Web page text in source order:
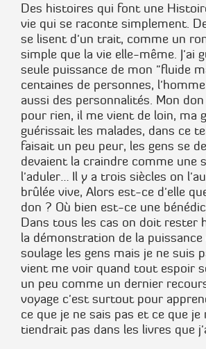
Des histoires qui font une
vie qui se raconte simplement.
se lisent d'un trait, comme un
simple que la vie elle-même. J'ai
seule puissance de mon "fluide
centaines de personnes,
aussi des personnalités. Mon don
pour rien, il me vient de loin, ma
guérissait les malades, dans ce
faisait un peu peur, les gens se
devaient la craindre comme une
l'aduler… Il y a trois siècles on
brûlée vive, Alors est-ce d'elle
don ? Où bien est-ce une
Dans tous les cas on doit rester
la démonstration de la puissance
soulage les gens mais je ne suis
vient me voir quand tout espoir
un peu comme un dernier
voyage c'est surtout pour
ce que je ne sais pas et ce que je
tiendrait pas dans les livres que